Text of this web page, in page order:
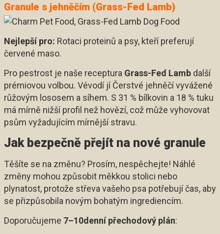
Granule s jehněčím (Grass-Fed Lamb)
Nejlepší pro: Rotaci proteinů a psy, kteří preferují
červené maso.
Pro pestrost je naše receptura Grass-Fed Lambdalší
prémiovou volbou. Vévodí jí Čerstvé jehněčí vyvážené
růžovým lososem a síhem. S 31 % bílkovin a 18 % tuku
má mírně nižší profil než hovězí, což může vyhovovat
psům vyžadujícím mírnější stravu.
Jak bezpečně přejít na nové granule
Těšíte se na změnu? Prosím, nespěchejte! Náhlé
změny mohou způsobit měkkou stolici nebo
plynatost, protože střeva vašeho psa potřebují čas, aby
se přizpůsobila novým bohatým ingrediencím.
Doporučujeme 7–10denní přechodový plán: